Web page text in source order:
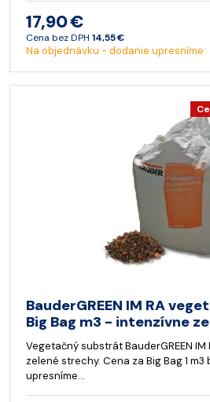
17,90 €
Cena bez DPH 14,55 €
Na objednávku - dodanie upresníme
BauderGREEN IM RA
Big Bag m3 - intenzívne
Vegetačný substrát BauderGREEN
zelené strechy. Cena za Big Bag 1
upresníme…